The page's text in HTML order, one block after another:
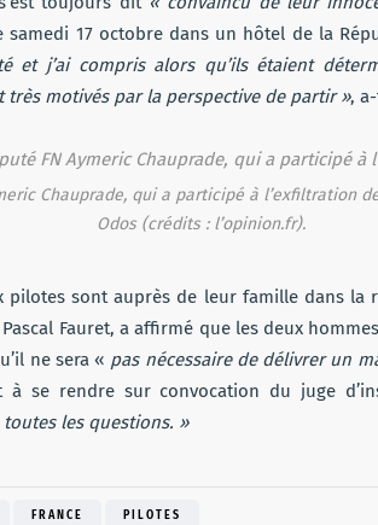
samedi 17 octobre dans un hôtel de la
et j’ai compris alors qu’ils étaient
motivés par la perspective de partir »,
Chauprade, qui a participé à l’exfiltration
Odos (crédits : l’opinion.fr).
pilotes sont auprès de leur famille dans la
Fauret, a affirmé que les deux
ne sera « pas nécessaire de délivrer un
à se rendre sur convocation du juge
les questions. »
FRANCE PILOTES